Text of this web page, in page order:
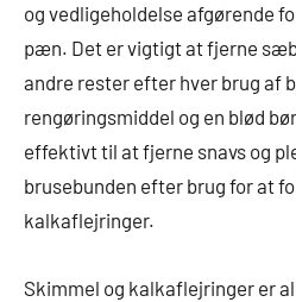
og vedligeholdelse afgørende
pæn. Det er vigtigt at fjerne
andre rester efter hver brug af
rengøringsmiddel og en blød
effektivt til at fjerne snavs og
brusebunden efter brug for at
kalkaflejringer.
Skimmel og kalkaflejringer er